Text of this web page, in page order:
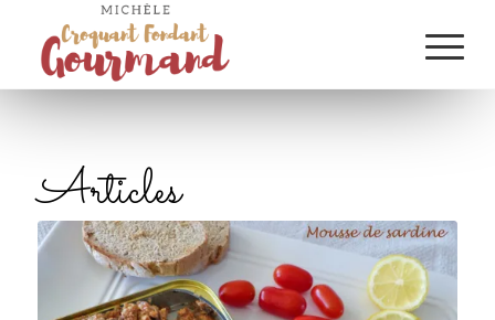
Articles